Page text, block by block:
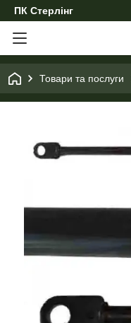
ПК Стерлінг
Товари та послуги